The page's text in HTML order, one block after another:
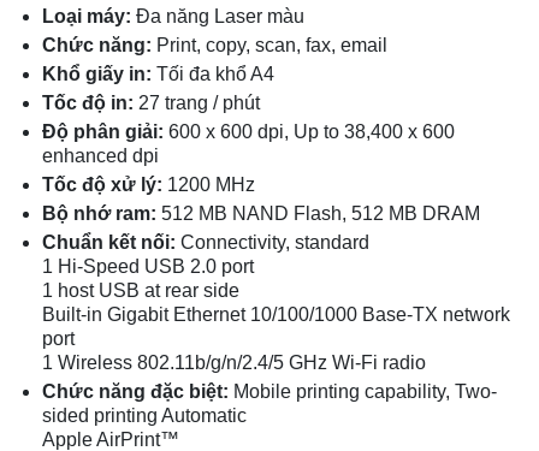
Loại máy: Đa năng Laser màu
Chức năng: Print, copy, scan, fax, email
Khổ giấy in: Tối đa khổ A4
Tốc độ in: 27 trang / phút
Độ phân giải: 600 x 600 dpi, Up to 38,400 x 600
enhanced dpi
Tốc độ xử lý: 1200 MHz
Bộ nhớ ram: 512 MB NAND Flash, 512 MB DRAM
Chuẩn kết nối: Connectivity, standard
1 Hi-Speed USB 2.0 port
1 host USB at rear side
Built-in Gigabit Ethernet 10/100/1000 Base-TX network
port
1 Wireless 802.11b/g/n/2.4/5 GHz Wi-Fi radio
Chức năng đặc biệt: Mobile printing capability, Two-
sided printing Automatic
Apple AirPrint™